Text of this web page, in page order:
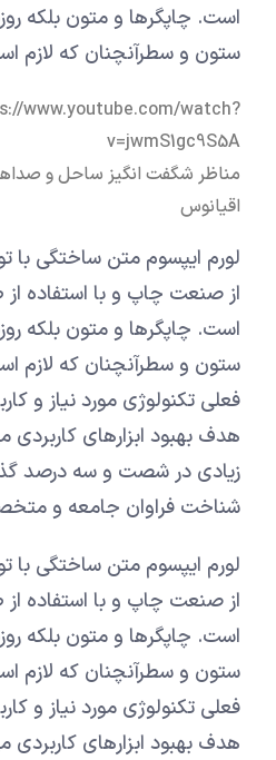
است. چاپگرها و متون بلکه
ستون و سطرآنچنان که لازم
www.youtube.com/watch?
v=jwmS1gc9S5A
مناظر شگفت انگیز ساحل و
اقیانوس
لورم ایپسوم متن ساختگی با
از صنعت چاپ و با استفاده
است. چاپگرها و متون بلکه
ستون و سطرآنچنان که لازم
فعلی تکنولوژی مورد نیاز و
هدف بهبود ابزارهای کاربردی
زیادی در شصت و سه درصد
شناخت فراوان جامعه و
لورم ایپسوم متن ساختگی با
از صنعت چاپ و با استفاده
است. چاپگرها و متون بلکه
ستون و سطرآنچنان که لازم
فعلی تکنولوژی مورد نیاز و
هدف بهبود ابزارهای کاربردی